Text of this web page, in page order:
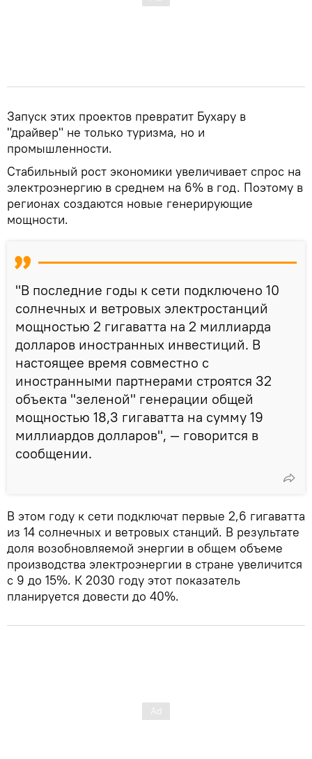
Запуск этих проектов превратит Бухару в
"драйвер" не только туризма, но и
промышленности.
Стабильный рост экономики увеличивает спрос на
электроэнергию в среднем на 6% в год. Поэтому в
регионах создаются новые генерирующие
мощности.
"В последние годы к сети подключено 10
солнечных и ветровых электростанций
мощностью 2 гигаватта на 2 миллиарда
долларов иностранных инвестиций. В
настоящее время совместно с
иностранными партнерами строятся 32
объекта "зеленой" генерации общей
мощностью 18,3 гигаватта на сумму 19
миллиардов долларов", — говорится в
сообщении.
В этом году к сети подключат первые 2,6 гигаватта
из 14 солнечных и ветровых станций. В результате
доля возобновляемой энергии в общем объеме
производства электроэнергии в стране увеличится
с 9 до 15%. К 2030 году этот показатель
планируется довести до 40%.